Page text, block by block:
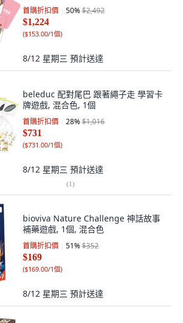
首購折扣價 50%$2,492
$1,224
($153.00/1個)
8/12 星期三 預計送達
beleduc 配對尾巴 跟著繩子走 學習卡
牌遊戲, 混合色, 1個
首購折扣價 28%$1,016
$731
($731.00/1個)
8/12 星期三 預計送達
(1)
bioviva Nature Challenge 神話故事
補藥遊戲, 1個, 混合色
首購折扣價 51%$352
$169
($169.00/1個)
8/12 星期三 預計送達